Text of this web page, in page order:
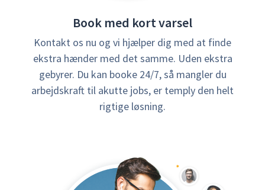
Book med kort varsel
Kontakt os nu og vi hjælper dig med at finde
ekstra hænder med det samme. Uden ekstra
gebyrer. Du kan booke 24/7, så mangler du
arbejdskraft til akutte jobs, er temply den helt
rigtige løsning.